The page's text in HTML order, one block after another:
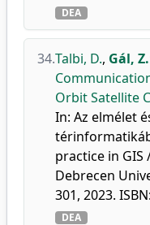
DEA
34.Talbi, D., Gál, Z.
Orbit Satellite
In: Az elmélet
practice in GIS
Debrecen
301, 2023.
DEA